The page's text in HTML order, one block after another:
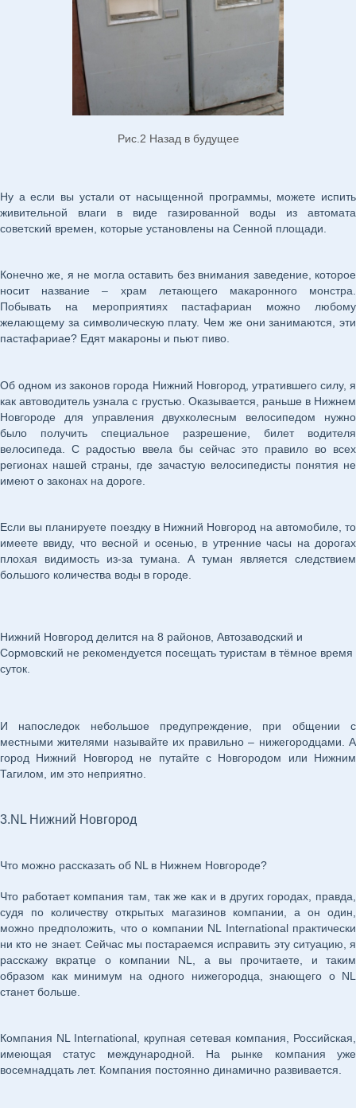
Рис.2 Назад в будущее
Ну а если вы устали от насыщенной программы, можете испить
живительной влаги в виде газированной воды из автомата
советский времен, которые установлены на Сенной площади.
Конечно же, я не могла оставить без внимания заведение, которое
носит название – храм летающего макаронного монстра.
Побывать на мероприятиях пастафариан можно любому
желающему за символическую плату. Чем же они занимаются, эти
пастафариае? Едят макароны и пьют пиво.
Об одном из законов города Нижний Новгород, утратившего силу, я
как автоводитель узнала с грустью. Оказывается, раньше в Нижнем
Новгороде для управления двухколесным велосипедом нужно
было получить специальное разрешение, билет водителя
велосипеда. С радостью ввела бы сейчас это правило во всех
регионах нашей страны, где зачастую велосипедисты понятия не
имеют о законах на дороге.
Если вы планируете поездку в Нижний Новгород на автомобиле, то
имеете ввиду, что весной и осенью, в утренние часы на дорогах
плохая видимость из-за тумана. А туман является следствием
большого количества воды в городе.
Нижний Новгород делится на 8 районов, Автозаводский и
Сормовский не рекомендуется посещать туристам в тёмное время
суток.
И напоследок небольшое предупреждение, при общении с
местными жителями называйте их правильно – нижегородцами. А
город Нижний Новгород не путайте с Новгородом или Нижним
Тагилом, им это неприятно.
3.NL Нижний Новгород
Что можно рассказать об NL в Нижнем Новгороде?
Что работает компания там, так же как и в других городах, правда,
судя по количеству открытых магазинов компании, а он один,
можно предположить, что о компании NL International практически
ни кто не знает. Сейчас мы постараемся исправить эту ситуацию, я
расскажу вкратце о компании NL, а вы прочитаете, и таким
образом как минимум на одного нижегородца, знающего о NL
станет больше.
Компания NL International, крупная сетевая компания, Российская,
имеющая статус международной. На рынке компания уже
восемнадцать лет. Компания постоянно динамично развивается.